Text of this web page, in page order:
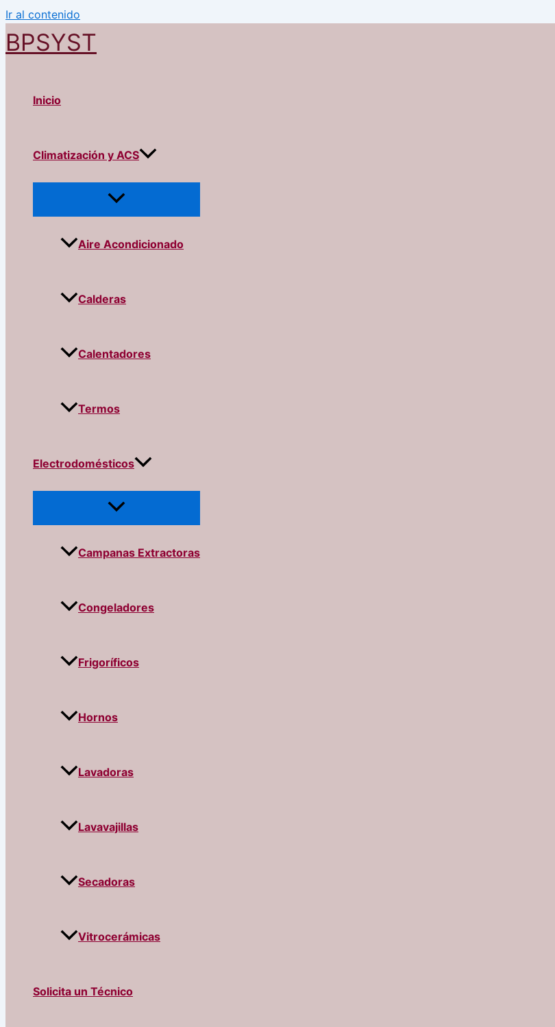
Ir al contenido
BPSYST
Inicio
Climatización y ACS
Aire Acondicionado
Calderas
Calentadores
Termos
Electrodomésticos
Campanas Extractoras
Congeladores
Frigoríficos
Hornos
Lavadoras
Lavavajillas
Secadoras
Vitrocerámicas
Solicita un Técnico